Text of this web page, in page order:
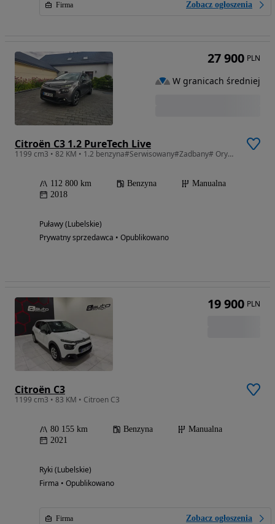
Firma Zobacz ogłoszenia
Citroën C3 1.2 PureTech Live
1199 cm3 • 82 KM • 1.2 benzyna#Serwisowany#Zadbany# Oryginalny#
112 800 km Benzyna
Manualna
2018
Puławy (Lubelskie)
Prywatny sprzedawca • Opublikowano
27 900 PLN
W granicach średniej
Citroën C3
1199 cm3 • 83 KM • Citroen C3
80 155 km Benzyna
Manualna
2021
Ryki (Lubelskie)
Firma • Opublikowano
Firma Zobacz ogłoszenia
19 900 PLN